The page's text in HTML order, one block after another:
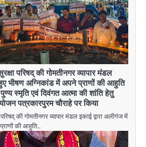
परिषद् की गोमतीनगर व्यापार मंडल
भीषण अग्निकांड में अपने प्राणों की आहुति
पुण्य स्मृति एवं दिवंगत आत्मा की शांति हेतु
पत्रकारपुरम चौराहे पर किया
परिषद् की गोमतीनगर व्यापार मंडल इकाई द्वारा अलीगंज में
की आहुति…